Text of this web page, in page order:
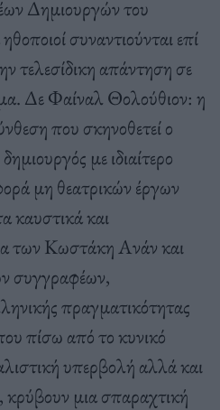
Δημιουργών του
συναντιούνται επί
τελεσίδικη απάντηση σε
Δε Φαίναλ Θολούθιον: η
που σκηνοθετεί ο
με ιδιαίτερο
μη θεατρικών έργων
καυστικά και
των Κωστάκη Ανάν και
συγγραφέων,
πραγματικότητας
πίσω από το κυνικό
υπερβολή αλλά και
μια σπαραχτική